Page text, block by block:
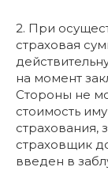
2. При
страховая
на момент
Стороны не
стоимость
страхования,
страховщик
введен в